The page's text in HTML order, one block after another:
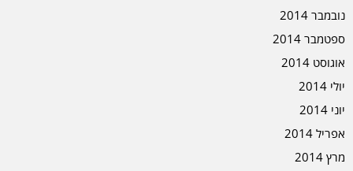
נובמבר 2014
ספטמבר 2014
אוגוסט 2014
יולי 2014
יוני 2014
אפריל 2014
מרץ 2014